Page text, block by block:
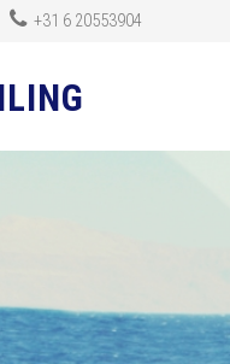
+31 6 20553904